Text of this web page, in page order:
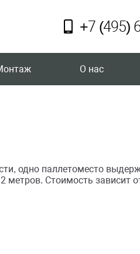
+7 (495)
О нас
одно паллетоместо
Стоимость зависит